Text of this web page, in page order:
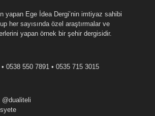
yapan Ege İdea Dergi’nin imtiyaz sahibi
her sayısında özel araştırmalar ve
yapan örnek bir şehir dergisidir.
0538 550 7891 • 0535 715 3015
@dualiteli